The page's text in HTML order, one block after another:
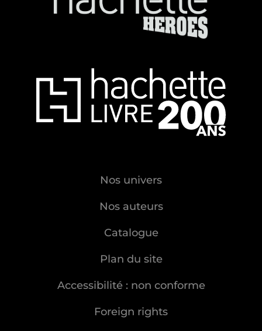
Nos univers
Nos auteurs
Catalogue
Plan du site
Accessibilité : non conforme
Foreign rights